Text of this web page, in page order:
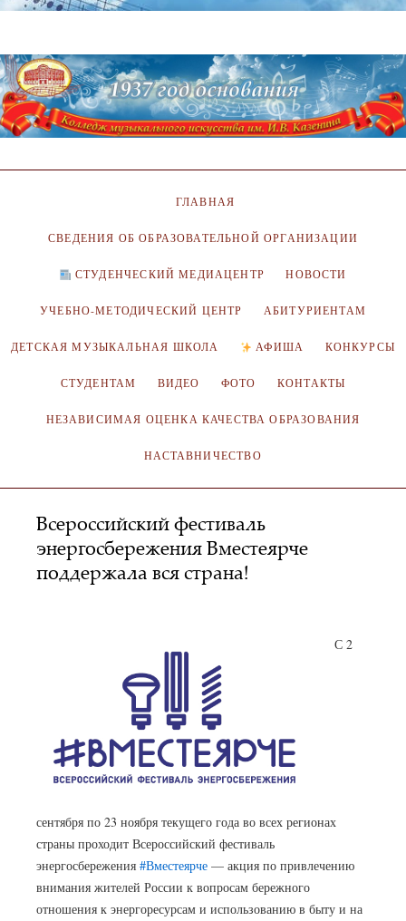
ГЛАВНАЯ
СВЕДЕНИЯ ОБ ОБРАЗОВАТЕЛЬНОЙ ОРГАНИЗАЦИИ
СТУДЕНЧЕСКИЙ МЕДИАЦЕНТР НОВОСТИ
УЧЕБНО-МЕТОДИЧЕСКИЙ ЦЕНТР АБИТУРИЕНТАМ
ДЕТСКАЯ МУЗЫКАЛЬНАЯ ШКОЛА АФИША КОНКУРСЫ
СТУДЕНТАМ ВИДЕО ФОТО КОНТАКТЫ
НЕЗАВИСИМАЯ ОЦЕНКА КАЧЕСТВА ОБРАЗОВАНИЯ
НАСТАВНИЧЕСТВО
Всероссийский фестиваль
энергосбережения Вместеярче
поддержала вся страна!
С 2
сентября по 23 ноября текущего года во всех регионах
страны проходит Всероссийский фестиваль
энергосбережения #Вместеярче — акция по привлечению
внимания жителей России к вопросам бережного
отношения к энергоресурсам и использованию в быту и на